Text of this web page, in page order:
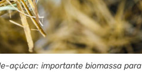
açúcar: importante biomassa para